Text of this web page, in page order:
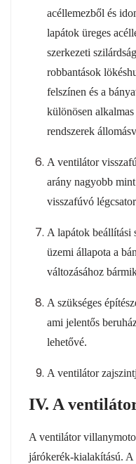
acéllemezből és
lapátok üreges
szerkezeti
robbantások
felszínen és a
különösen
rendszerek
A ventilátor
arány nagyobb
visszafúvó
A lapátok beállítási
üzemi állapota a
változásához
A szükséges
ami jelentős
lehetővé.
A ventilátor
IV. A
A ventilátor
járókerék-kialakítású. A